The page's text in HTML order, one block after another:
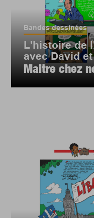
Bandes dessinées
L'histoire de
avec David
Maitre chez